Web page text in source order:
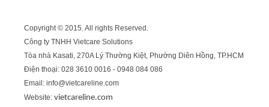
Copyright © 2015. All rights Reserved.
Công ty TNHH Vietcare Solutions
Tòa nhà Kasati, 270A Lý Thường Kiệt, Phường Diên Hồng, TP.HCM
Điện thoại: 028 3610 0016 - 0948 084 086
Email: info@vietcareline.com
Website: vietcareline.com